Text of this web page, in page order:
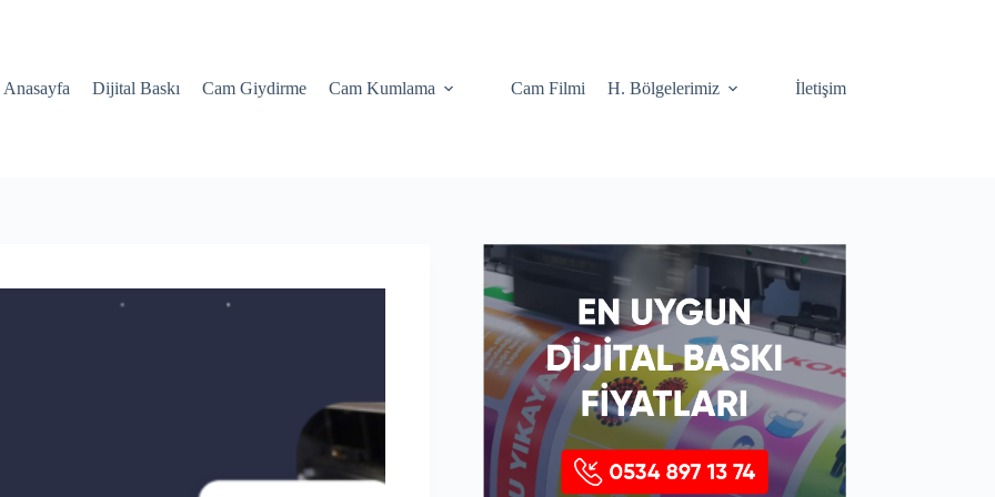
Anasayfa Dijital Baskı Cam Giydirme Cam Kumlama Cam Filmi H. Bölgelerimiz İletişim